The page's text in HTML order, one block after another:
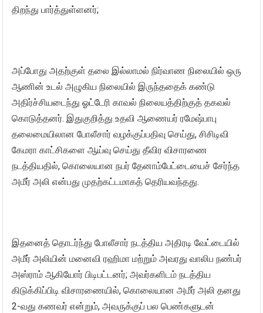
திறந்து பார்த்துள்ளனர்;
அப்போது அதற்குள் தலை இல்லாமல் நிர்வாண நிலையில் ஒரு
ஆணின் உடல் அழுகிய நிலையில் இருந்ததைக் கண்டு
அதிர்ச்சியடைந்து ஓட்டேரி காவல் நிலையத்திற்குத் தகவல்
கொடுத்தனர். இதுகுறித்து உதவி ஆணையர் ரமேஷ்பாபு
தலைமையிலான போலீசார் வழக்குப்பதிவு செய்து, சிசிடிவி
கேமரா காட்சிகளை ஆய்வு செய்து தீவிர விசாரணை
நடத்தியதில், கொலையான நபர் தேனாம்பேட்டையைச் சேர்ந்த
அமீர் அலி என்பது முதற்கட்டமாகத் தெரியவந்தது.
இதனைத் தொடர்ந்து போலீசார் நடத்திய அதிரடி வேட்டையில்
அமீர் அலியின் மனைவி ரஹிமா மற்றும் அவரது வாலிப நண்பர்
அஸ்ராம் ஆகியோர் பிடிபட்டனர்; அவர்களிடம் நடத்திய
கிடுக்கிப்பிடி விசாரணையில், கொலையான அமீர் அலி தனது
2-வது கணவர் என்றும், அவருக்குப் பல பெண்களுடன்